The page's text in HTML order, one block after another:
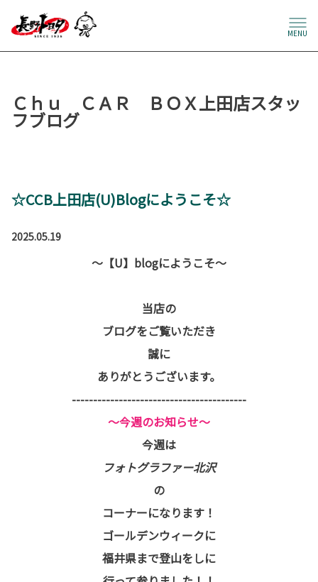
MENU
Ｃｈｕ ＣＡＲ ＢＯＸ上田店スタッ
フブログ
☆CCB上田店(U)Blogにようこそ☆
2025.05.19
～【U】blogにようこそ～
当店の
ブログをご覧いただき
誠に
ありがとうございます。
-----------------------------------------
～今週のお知らせ～
今週は
フォトグラファー北沢
の
コーナーになります！
ゴールデンウィークに
福井県まで登山をしに